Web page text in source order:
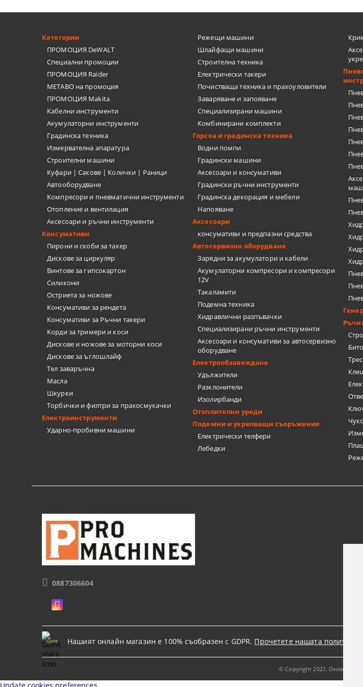
ЗАВАРЪЧНИ ШЛЕМОВЕ
ОЧИЛА, МИШЕНИ ЗА ЛАЗЕР
РЪЧНИ ПОМПИ ЗА ТЕЧНОСТИ
ШУБЛЕР, ЪГЛОМЕР, ПРАВ ЪГЪЛ
ПИСТОЛЕТИ ЗА СИЛИКОН
ШАБЛОНИ
АКСЕСОАРИ ЗА ВОДОСТРУЙКИ
БОРКОРОНИ, ФРЕЗИ, ЩАНЦИ, ЗЕНКЕРИ
ТЕЛЕНИ ЧЕТКИ
НИТАЧКИ
МЕНГЕМЕТА
ПАТРОННИЦИ
ДРУГИ
БРАДВИ
КАТИНАРИ
МАШИНИ ЗА ПЛОЧКИ
Категории
ПРОМОЦИЯ DeWALT
Специални промоции
ПРОМОЦИЯ Raider
METABO на промоция
ПРОМОЦИЯ Makita
Кабелни инструменти
Акумулаторни инструменти
Градинска техника
Измервателна апаратура
Строителни машини
Куфари | Сакове | Колички | Раници
Автооборудване
Компресори и пневматични инструменти
Отопление и вентилация
Аксесоари и ръчни инструменти
Консумативи
Пирони и скоби за такер
Дискове за циркуляр
Винтове за гипсокартон
Силикони
Остриета за ножове
Консумативи за рендета
Консумативи за Ръчни такери
Корди за тримери и коси
Дискове и ножове за моторни коси
Дискове за ъглошлайф
Тел заваръчна
Масла
Шкурки
Торбички и филтри за прахосмукачки
Електроинструменти
Ударно-пробивни машини
Режещи машини
Шлайфащи машини
Строителна техника
Електрически такери
Почистваща техника и прахоуловители
Заваряване и запояване
Специализирани машини
Комбинирани комплекти
Горска и градинска техника
Водни помпи
Градински машини
Аксесоари и консумативи
Градински ръчни инструменти
Градинска декорация и мебели
Напояване
Аксесоари
консумативи и предпазни средства
Автосервизно оборудване
Зарядни за акумулатори и кабели
Акумулаторни компресори и компресори
12V
Такаламити
Подемна техника
Хидравлични разпъвачки
Специализирани ръчни инструменти
Аксесоари и консумативи за автосервизно
оборудване
Електрообзавеждане
Удължители
Разклонители
Изолирбанди
Отоплителни уреди
Подемни и укрепващи съоръжения
Електрически телфери
Лебедки
0887306604
GDPR Нашият онлайн магазин е 100% съобразен с GDPR. Прочетете нашата политика
© Copyright 2021. Онлайн
Update cookies preferences